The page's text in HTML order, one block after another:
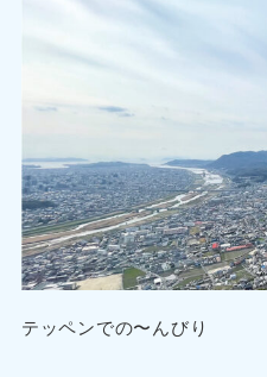
テッペンでの〜んびり